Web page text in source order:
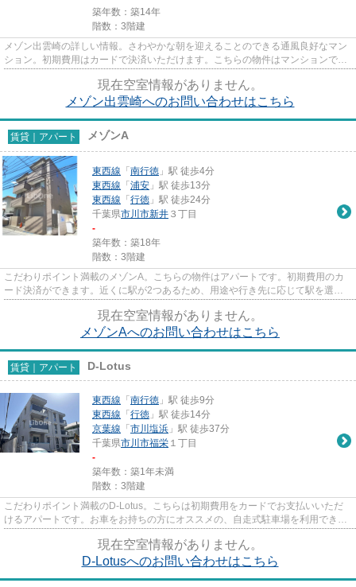
築年数：築14年
階数：3階建
メゾン出雲崎の詳しい情報。さわやかな朝を迎えることのできる通風良好なマン
ション。初期費用はカードで決済いただけます。こちらの物件はマンションで
現在空室情報がありません。
メゾン出雲崎へのお問い合わせはこちら
賃貸｜アパート メゾンA
東西線 「 南行徳 」駅 徒歩4分
東西線 「 浦安 」駅 徒歩13分
東西線 「 行徳 」駅 徒歩24分
千葉県市川市新井 ３丁目
-
築年数：築18年
階数：3階建
こだわりポイント満載のメゾンA。こちらの物件はアパートです。初期費用のカ
ード決済ができます。近くに駅が2つあるため、用途や行き先に応じて駅を選べ
現在空室情報がありません。
メゾンAへのお問い合わせはこちら
賃貸｜アパート D-Lotus
東西線 「 南行徳 」駅 徒歩9分
東西線 「 行徳 」駅 徒歩14分
京葉線 「 市川塩浜 」駅 徒歩37分
千葉県市川市福栄 １丁目
-
築年数：築1年未満
階数：3階建
こだわりポイント満載のD-Lotus。こちらは初期費用をカードでお支払いいただ
けるアパートです。お車をお持ちの方にオススメの、自走式駐車場を利用できる
現在空室情報がありません。
D-Lotusへのお問い合わせはこちら